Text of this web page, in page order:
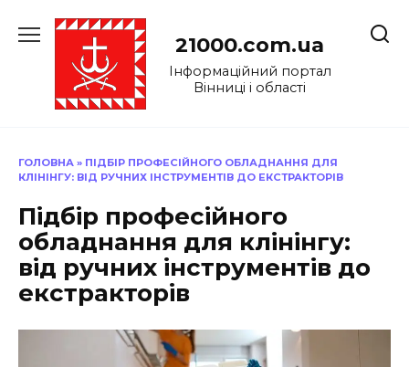
до
21000.com.ua
Інформаційний портал
Вінниці і області
ГОЛОВНА » ПІДБІР ПРОФЕСІЙНОГО ОБЛАДНАННЯ ДЛЯ
КЛІНІНГУ: ВІД РУЧНИХ ІНСТРУМЕНТІВ ДО ЕКСТРАКТОРІВ
Підбір професійного
обладнання для клінінгу:
від ручних інструментів до
екстракторів